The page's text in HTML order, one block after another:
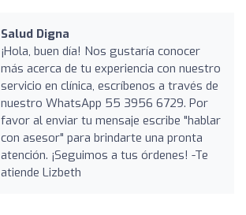
Salud Digna
¡Hola, buen día! Nos gustaría conocer
más acerca de tu experiencia con nuestro
servicio en clínica, escríbenos a través de
nuestro WhatsApp 55 3956 6729. Por
favor al enviar tu mensaje escribe "hablar
con asesor" para brindarte una pronta
atención. ¡Seguimos a tus órdenes! -Te
atiende Lizbeth